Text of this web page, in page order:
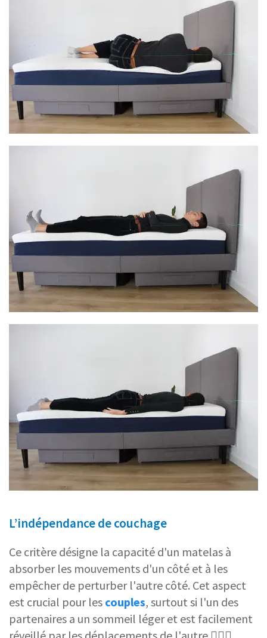
L’indépendance de couchage
Ce critère désigne la capacité d'un matelas à
absorber les mouvements d'un côté et à les
empêcher de perturber l'autre côté. Cet aspect
est crucial pour les couples, surtout si l'un des
partenaires a un sommeil léger et est facilement